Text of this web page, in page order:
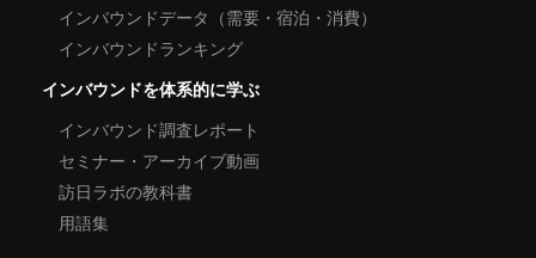
インバウンドデータ（需要・宿泊・消費）
インバウンドランキング
インバウンドを体系的に学ぶ
インバウンド調査レポート
セミナー・アーカイブ動画
訪日ラボの教科書
用語集